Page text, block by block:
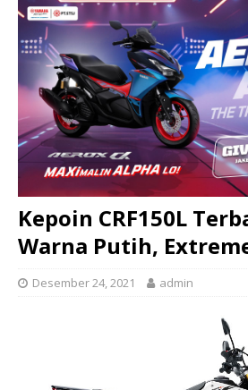
Kepoin CRF150L
Warna Putih,
Desember 24, 2021 admin